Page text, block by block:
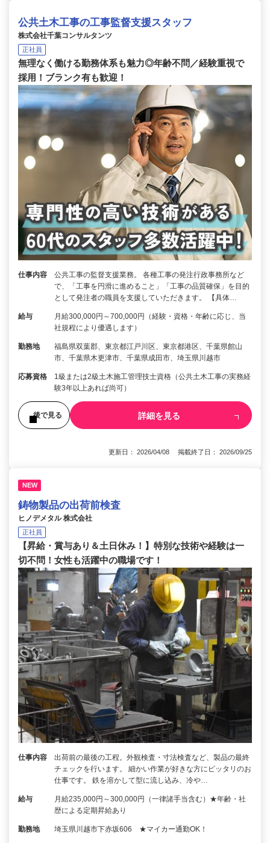
公共土木工事の工事監督支援スタッフ
株式会社千葉コンサルタンツ
正社員
無理なく働ける勤務体系も魅力◎年齢不問／経験重視で
採用！ブランク有も歓迎！
仕事内容
公共工事の監督支援業務。 各種工事の発注行政事務所など
で、「工事を円滑に進めること」「工事の品質確保」を目的
として発注者の職員を支援していただきます。 【具体…
給与
月給300,000円～700,000円（経験・資格・年齢に応じ、当
社規程により優遇します）
勤務地
福島県双葉郡、東京都江戸川区、東京都港区、千葉県館山
市、千葉県木更津市、千葉県成田市、埼玉県川越市
応募資格
1級または2級土木施工管理技士資格（公共土木工事の実務経
験3年以上あれば尚可）
後で見る 詳細を見る
更新日： 2026/04/08 掲載終了日： 2026/09/25
NEW
鋳物製品の出荷前検査
ヒノデメタル 株式会社
正社員
【昇給・賞与あり＆土日休み！】特別な技術や経験は一
切不問！女性も活躍中の職場です！
仕事内容
出荷前の最後の工程。外観検査・寸法検査など、製品の最終
チェックを行います。 細かい作業が好きな方にピッタリのお
仕事です。 鉄を溶かして型に流し込み、冷や…
給与
月給235,000円～300,000円（一律諸手当含む）★年齢・社
歴による定期昇給あり
勤務地 埼玉県川越市下赤坂606 ★マイカー通勤OK！